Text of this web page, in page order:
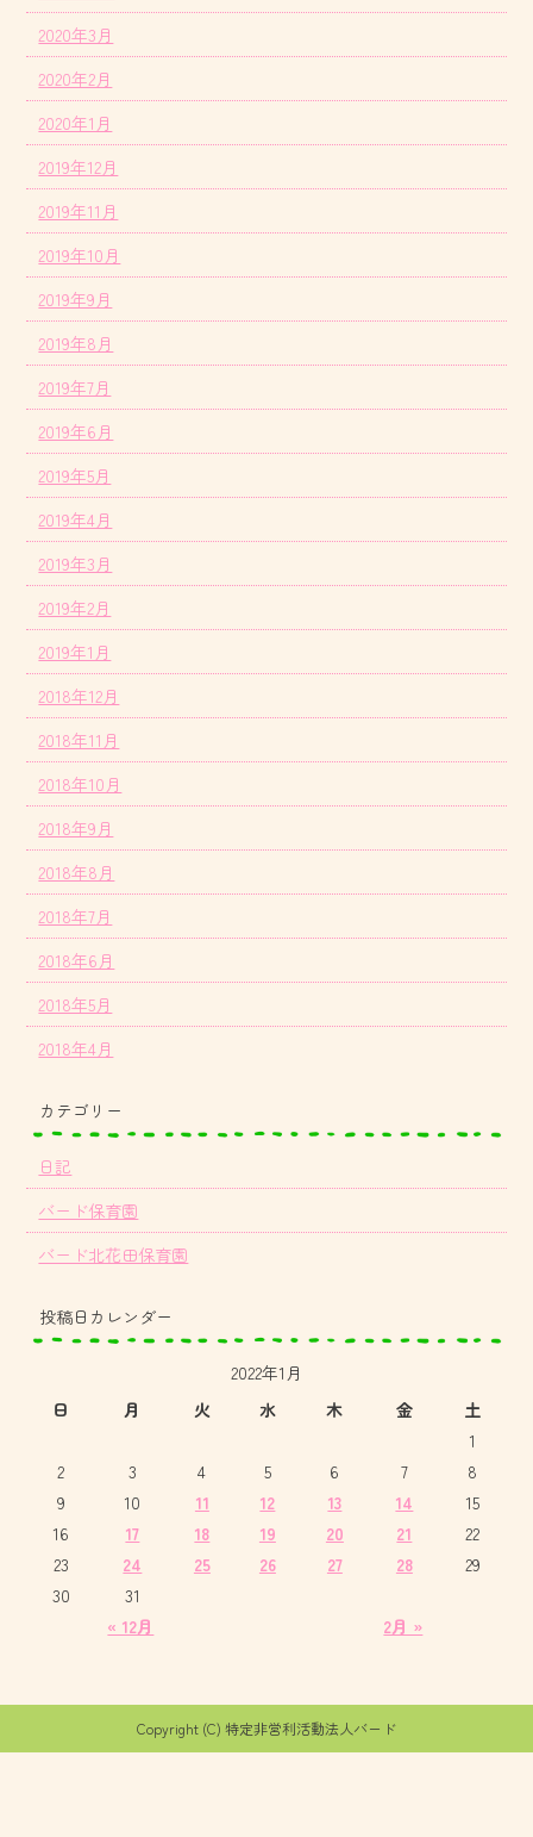
2020年3月
2020年2月
2020年1月
2019年12月
2019年11月
2019年10月
2019年9月
2019年8月
2019年7月
2019年6月
2019年5月
2019年4月
2019年3月
2019年2月
2019年1月
2018年12月
2018年11月
2018年10月
2018年9月
2018年8月
2018年7月
2018年6月
2018年5月
2018年4月
カテゴリー
日記
バード保育園
バード北花田保育園
投稿日カレンダー
2022年1月
日
月 火 水 木 金 土
« 12月 2月 »
1
2
3 4 5 6 7
8
9
10 11 12 13 14
15
16
17 18 19 20 21
22
23
24 25 26 27 28
29
30
31
Copyright (C) 特定非営利活動法人バード